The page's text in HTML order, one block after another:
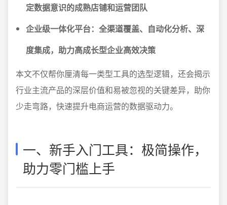
定数据意识的成熟店铺和运营团队
企业级一体化平台：全渠道覆盖、自动化分析、深
度集成，助力高成长型企业高效决策
本文不仅帮你厘清每一类型工具的选型逻辑，还会揭示
行业主流产品的深层价值和易被忽视的关键差异，助你
少走弯路，快速提升电商运营的数据驱动力。
一、新手入门工具：极简操作，
助力零门槛上手